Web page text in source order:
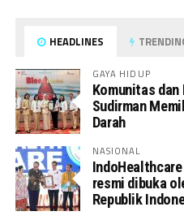
HEADLINES
GAYA HIDUP
Komunitas dan
Sudirman
Darah
NASIONAL
resmi dibuka
Republik